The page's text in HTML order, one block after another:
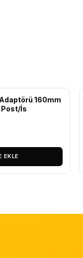
160mm
Post/İs
EKLE